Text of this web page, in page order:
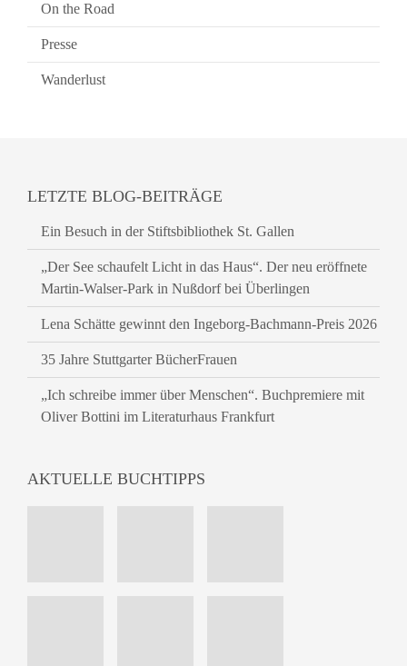
On the Road
Presse
Wanderlust
LETZTE BLOG-BEITRÄGE
Ein Besuch in der Stiftsbibliothek St. Gallen
„Der See schaufelt Licht in das Haus“. Der neu eröffnete
Martin-Walser-Park in Nußdorf bei Überlingen
Lena Schätte gewinnt den Ingeborg-Bachmann-Preis 2026
35 Jahre Stuttgarter BücherFrauen
„Ich schreibe immer über Menschen“. Buchpremiere mit
Oliver Bottini im Literaturhaus Frankfurt
AKTUELLE BUCHTIPPS